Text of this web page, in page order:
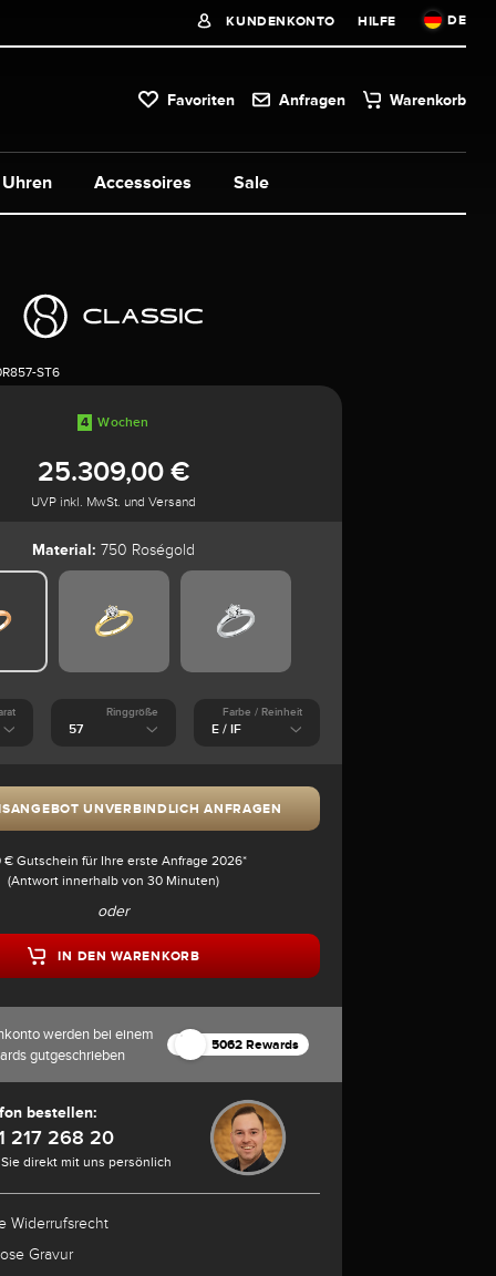
KUNDENKONTO HILFE DE
Favoriten Anfragen Warenkorb
Uhren Accessoires Sale
ST6
4 Wochen
25.309,00 €
UVP inkl. MwSt. und Versand
Material: 750 Roségold
Ringgröße Farbe / Reinheit
UNVERBINDLICH ANFRAGEN
€ Gutschein für Ihre erste Anfrage 2026*
(Antwort innerhalb von 30 Minuten)
oder
IN DEN WARENKORB
werden bei einem
gutgeschrieben
5062 Rewards
bestellen:
217 268 20
direkt mit uns persönlich
Widerrufsrecht
Gravur